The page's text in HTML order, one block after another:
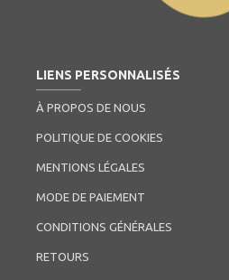
LIENS PERSONNALISÉS
À PROPOS DE NOUS
POLITIQUE DE COOKIES
MENTIONS LÉGALES
MODE DE PAIEMENT
CONDITIONS GÉNÉRALES
RETOURS